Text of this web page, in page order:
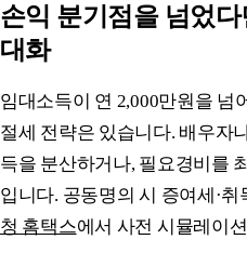
손익 분기점을 넘었다
대화
임대소득이 연 2,000만원을 넘
절세 전략은 있습니다. 배우자
득을 분산하거나, 필요경비를
입니다. 공동명의 시 증여세·
청 홈택스에서 사전 시뮬레이